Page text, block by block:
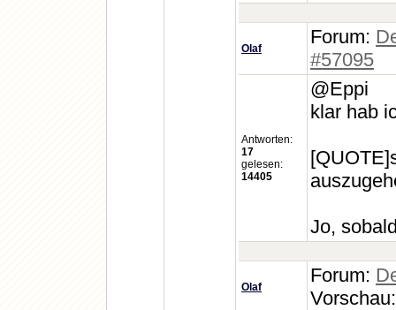
Olaf
Forum:
#57095
Antworten:
17
gelesen:
14405
@Eppi
klar hab
Jo,
Olaf
Forum: